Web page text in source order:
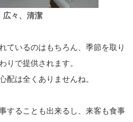
広々、清潔
ているのはもちろん、季節を取り
りで提供されます。
配は全くありませんね。
することも出来るし、来客も食事